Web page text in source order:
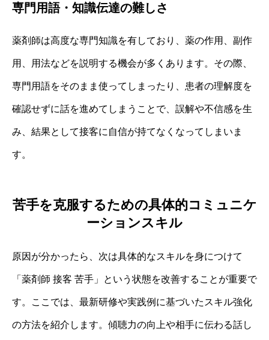
専門用語・知識伝達の難しさ
薬剤師は高度な専門知識を有しており、薬の作用、副作
用、用法などを説明する機会が多くあります。その際、
専門用語をそのまま使ってしまったり、患者の理解度を
確認せずに話を進めてしまうことで、誤解や不信感を生
み、結果として接客に自信が持てなくなってしまいま
す。
苦手を克服するための具体的コミュニケ
ーションスキル
原因が分かったら、次は具体的なスキルを身につけて
「薬剤師 接客 苦手」という状態を改善することが重要で
す。ここでは、最新研修や実践例に基づいたスキル強化
の方法を紹介します。傾聴力の向上や相手に伝わる話し